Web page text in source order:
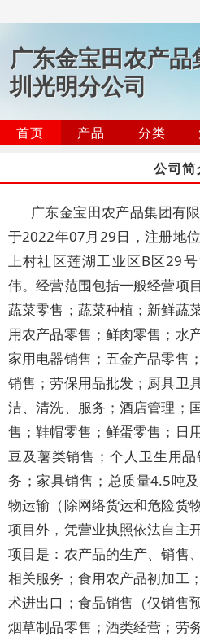
广东金宝田农产
圳光明分公司
首页 产品 分类
公司简
广东金宝田农产品集团有
于2022年07月29日，注册地
上村社区莲湖工业区B区29
伟。经营范围包括一般经营项
蔬菜零售；蔬菜种植；新鲜蔬
用农产品零售；鲜肉零售；水
家用电器销售；五金产品零售
销售；劳保用品批发；厨具卫
洁、清洗、服务；酒店管理；
售；鞋帽零售；鲜蛋零售；日
豆及薯类销售；个人卫生用
务；家具销售；总质量4.5吨
物运输（除网络货运和危险货
项目外，凭营业执照依法自主
项目是：农产品的生产、销售
相关服务；食用农产品初加工
术进出口；食品销售（仅销售
烟草制品零售；酒类经营；劳